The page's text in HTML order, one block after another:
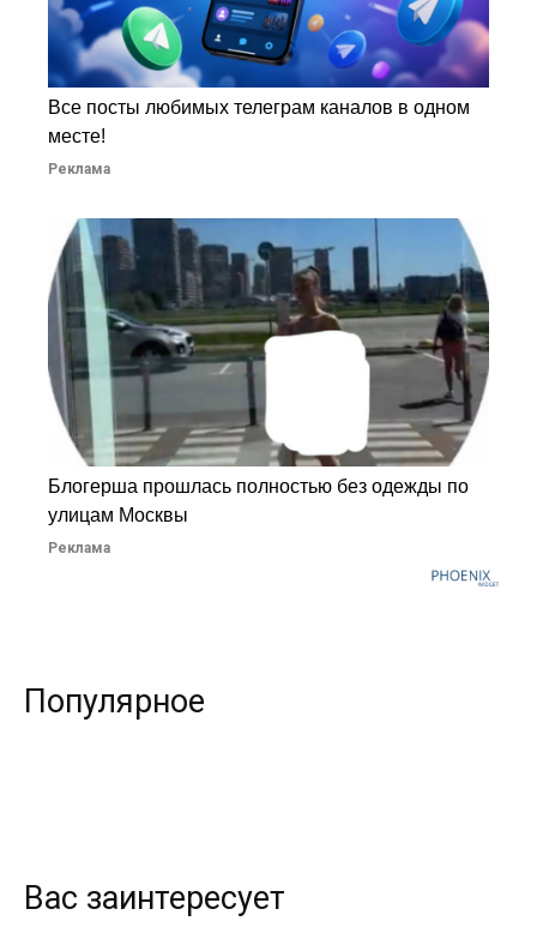
Все посты любимых телеграм каналов в одном
месте!
Реклама
Блогерша прошлась полностью без одежды по
улицам Москвы
Реклама
Популярное
Вас заинтересует